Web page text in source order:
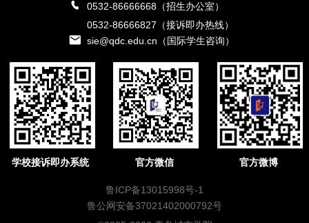
0532-86666668（招生办公室）
0532-86666827（接诉即办热线）
sie@qdc.edu.cn（国际学生咨询）
学校接诉即办系统 官方微信 官方微博
鲁ICP备13015998号-1
鲁公网安备37021402000792号